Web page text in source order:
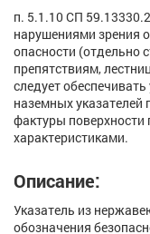
п. 5.1.10 СП
нарушениями зрения
опасности (отдельно
препятствиям,
следует
наземных
фактуры
характеристиками.
Описание:
Указатель из
обозначения